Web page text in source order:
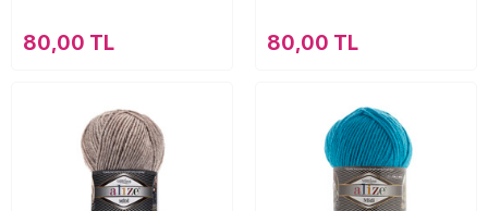
80,00 TL 80,00 TL